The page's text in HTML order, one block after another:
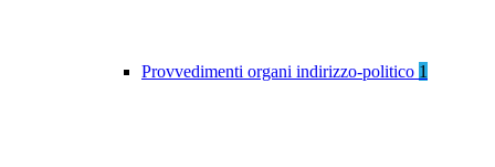
Provvedimenti organi indirizzo-politico 1